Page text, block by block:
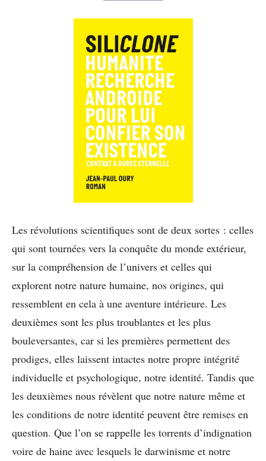
Les révolutions scientifiques sont de deux sortes : celles
qui sont tournées vers la conquête du monde extérieur,
sur la compréhension de l’univers et celles qui
explorent notre nature humaine, nos origines, qui
ressemblent en cela à une aventure intérieure. Les
deuxièmes sont les plus troublantes et les plus
bouleversantes, car si les premières permettent des
prodiges, elles laissent intactes notre propre intégrité
individuelle et psychologique, notre identité. Tandis que
les deuxièmes nous révèlent que notre nature même et
les conditions de notre identité peuvent être remises en
question. Que l’on se rappelle les torrents d’indignation
voire de haine avec lesquels le darwinisme et notre